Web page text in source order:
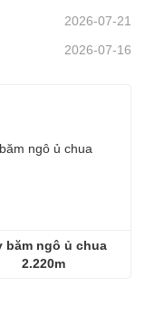
2026-07-21
2026-07-16
băm ngô ủ chua
2.220m